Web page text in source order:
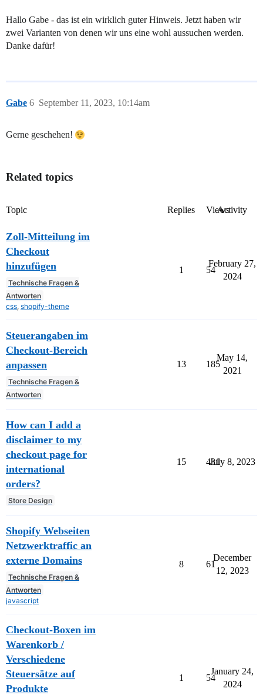
Hallo Gabe - das ist ein wirklich guter Hinweis. Jetzt haben wir
zwei Varianten von denen wir uns eine wohl aussuchen werden.
Danke dafür!
Gabe September 11, 2023, 10:14am
6
Gerne geschehen!
Related topics
Topic Replies ViewsActivity
Zoll-Mitteilung im
Checkout
hinzufügen
Technische Fragen &
Antworten
css shopify-theme
1 54
February 27,
2024
Steuerangaben im
Checkout-Bereich
anpassen
Technische Fragen &
Antworten
13 185
May 14,
2021
How can I add a
disclaimer to my
checkout page for
international
orders?
Store Design
15 431
July 8, 2023
Shopify Webseiten
Netzwerktraffic an
externe Domains
Technische Fragen &
Antworten
javascript
8 61
December
12, 2023
Checkout-Boxen im
Warenkorb /
Verschiedene
Steuersätze auf
Produkte
1 54
January 24,
2024